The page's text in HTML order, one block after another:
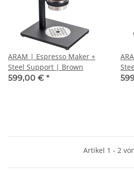
ARAM | Espresso Maker +
Steel Support | Brown
599,00 € *
Artikel 1 - 2